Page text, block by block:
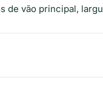
de vão principal,